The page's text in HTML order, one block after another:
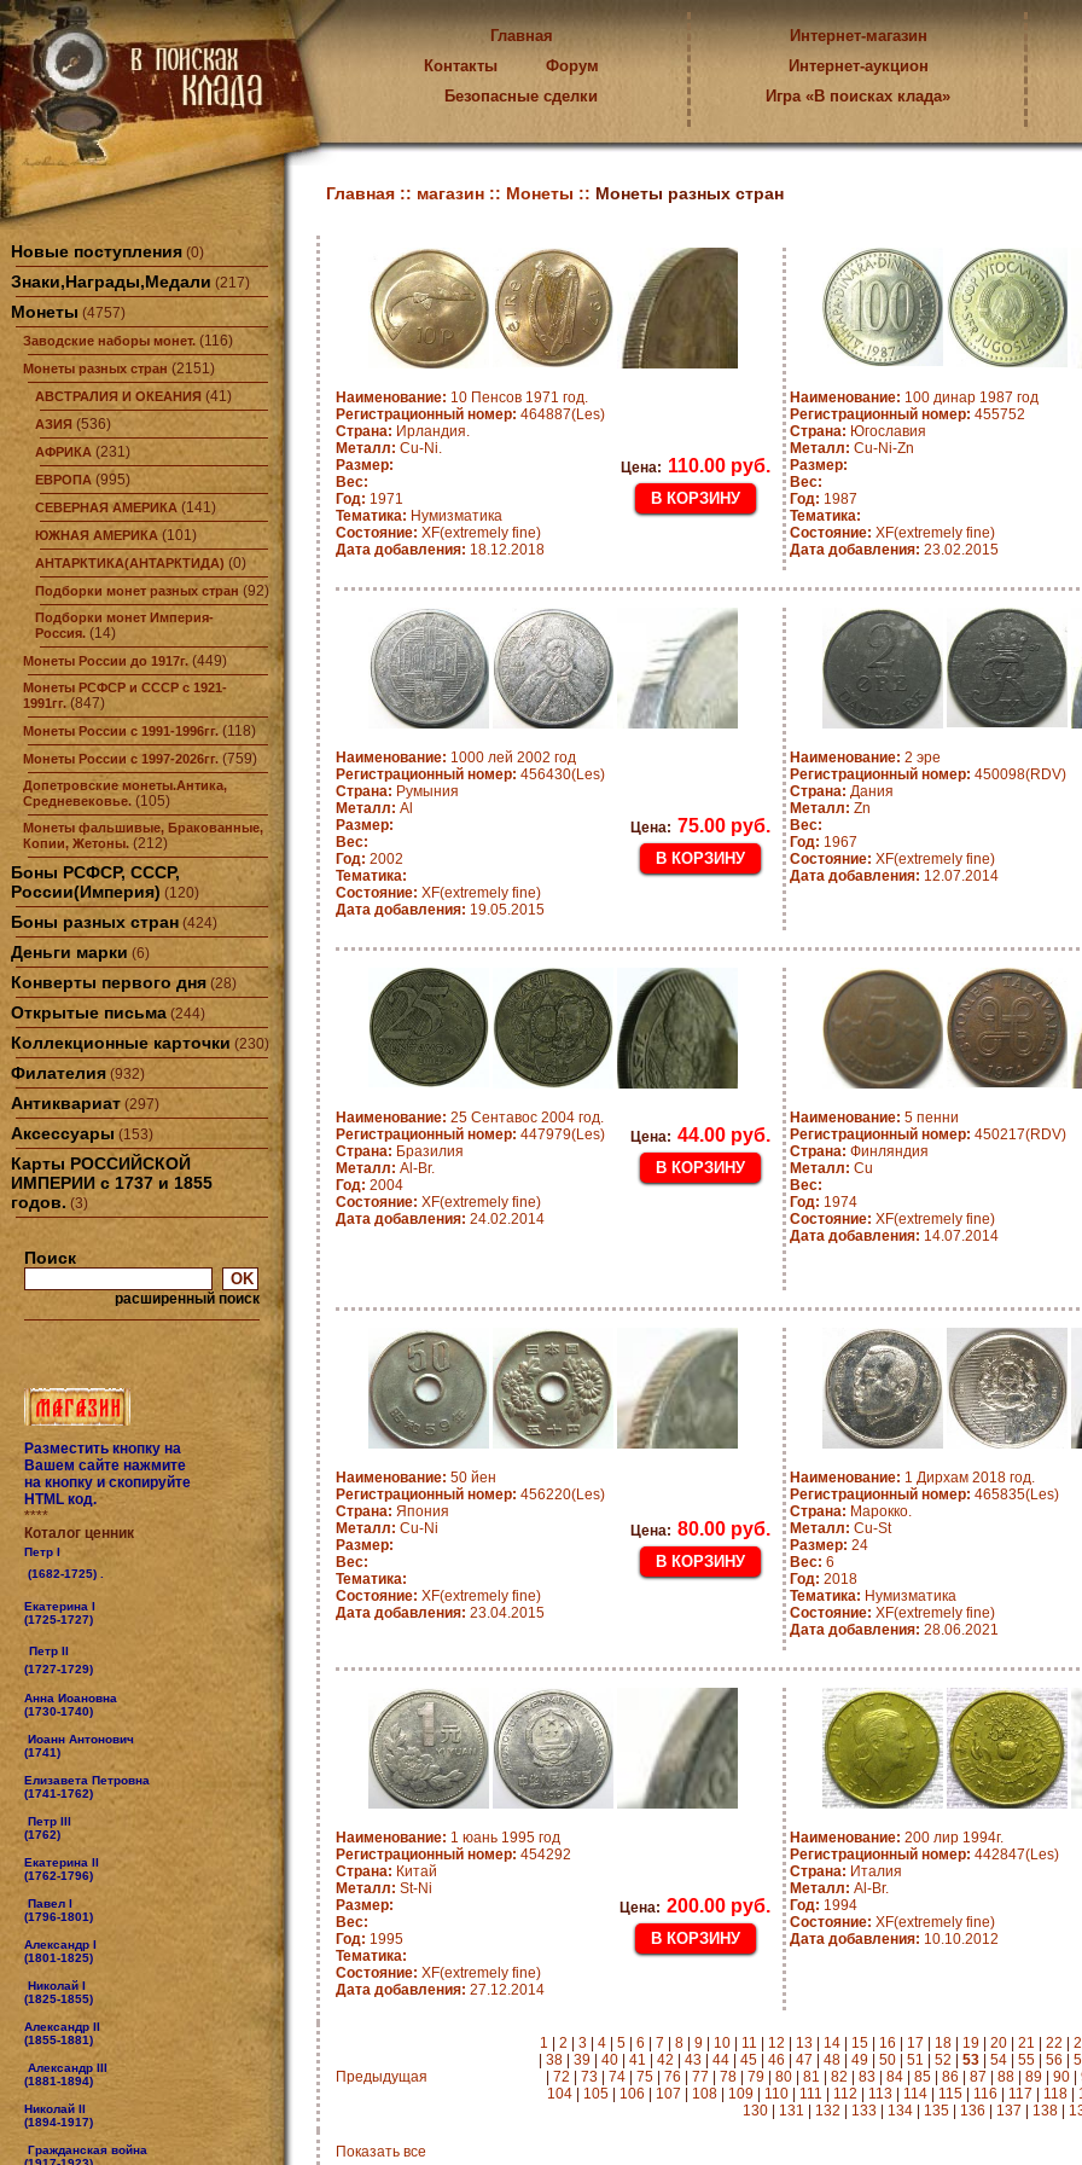
Главная
Контакты
Форум
Безопасные сделки
Интернет-магазин
Интернет-аукцион
Игра «В поисках клада»
Новые поступления (0)
Знаки,Награды,Медали (217)
Монеты (4757)
Заводские наборы монет. (116)
Монеты разных стран (2151)
АВСТРАЛИЯ И ОКЕАНИЯ (41)
АЗИЯ (536)
АФРИКА (231)
ЕВРОПА (995)
СЕВЕРНАЯ АМЕРИКА (141)
ЮЖНАЯ АМЕРИКА (101)
АНТАРКТИКА(АНТАРКТИДА) (0)
Подборки монет разных стран (92)
Подборки монет Империя-
Россия. (14)
Монеты России до 1917г. (449)
Монеты РСФСР и СССР с 1921-
1991гг. (847)
Монеты России с 1991-1996гг. (118)
Монеты России с 1997-2026гг. (759)
Допетровские монеты.Антика,
Средневековье. (105)
Монеты фальшивые, Бракованные,
Копии, Жетоны. (212)
Боны РСФСР, СССР,
России(Империя) (120)
Боны разных стран (424)
Деньги марки (6)
Конверты первого дня (28)
Открытые письма (244)
Коллекционные карточки (230)
Филателия (932)
Антиквариат (297)
Аксессуары (153)
Карты РОССИЙСКОЙ
ИМПЕРИИ с 1737 и 1855
годов. (3)
Поиск
расширенный поиск
Разместить кнопку на
Вашем сайте нажмите
на кнопку и скопируйте
HTML код.
****
Коталог ценник
Петр I
(1682-1725) .
Екатерина I
(1725-1727)
Петр II
(1727-1729)
Анна Иоановна
(1730-1740)
Иоанн Антонович
(1741)
Елизавета Петровна
(1741-1762)
Петр III
(1762)
Екатерина II
(1762-1796)
Павел I
(1796-1801)
Александр I
(1801-1825)
Николай I
(1825-1855)
Александр II
(1855-1881)
Александр III
(1881-1894)
Николай II
(1894-1917)
Гражданская война
Главная :: магазин :: Монеты :: Монеты разных стран
Наименование: 10 Пенсов 1971 год.
Регистрационный номер: 464887(Les)
Страна: Ирландия.
Металл: Cu-Ni.
Размер:
Вес:
Год: 1971
Тематика: Нумизматика
Состояние: XF(extremely fine)
Дата добавления: 18.12.2018
Цена: 110.00 руб.
Наименование: 100 динар 1987 год
Регистрационный номер: 455752
Страна: Югославия
Металл: Cu-Ni-Zn
Размер:
Вес:
Год: 1987
Тематика:
Состояние: XF(extremely fine)
Дата добавления: 23.02.2015
Наименование: 1000 лей 2002 год
Регистрационный номер: 456430(Les)
Страна: Румыния
Металл: Al
Размер:
Вес:
Год: 2002
Тематика:
Состояние: XF(extremely fine)
Дата добавления: 19.05.2015
Цена: 75.00 руб.
Наименование: 2 эре
Регистрационный номер: 450098(RDV)
Страна: Дания
Металл: Zn
Вес:
Год: 1967
Состояние: XF(extremely fine)
Дата добавления: 12.07.2014
Наименование: 25 Сентавос 2004 год.
Регистрационный номер: 447979(Les)
Страна: Бразилия
Металл: Al-Br.
Год: 2004
Состояние: XF(extremely fine)
Дата добавления: 24.02.2014
Цена: 44.00 руб.
Наименование: 5 пенни
Регистрационный номер: 450217(RDV)
Страна: Финляндия
Металл: Cu
Вес:
Год: 1974
Состояние: XF(extremely fine)
Дата добавления: 14.07.2014
Наименование: 50 йен
Регистрационный номер: 456220(Les)
Страна: Япония
Металл: Cu-Ni
Размер:
Вес:
Тематика:
Состояние: XF(extremely fine)
Дата добавления: 23.04.2015
Цена: 80.00 руб.
Наименование: 1 Дирхам 2018 год.
Регистрационный номер: 465835(Les)
Страна: Марокко.
Металл: Cu-St
Размер: 24
Вес: 6
Год: 2018
Тематика: Нумизматика
Состояние: XF(extremely fine)
Дата добавления: 28.06.2021
Наименование: 1 юань 1995 год
Регистрационный номер: 454292
Страна: Китай
Металл: St-Ni
Размер:
Вес:
Год: 1995
Тематика:
Состояние: XF(extremely fine)
Дата добавления: 27.12.2014
Цена: 200.00 руб.
Наименование: 200 лир 1994г.
Регистрационный номер: 442847(Les)
Страна: Италия
Металл: Al-Br.
Год: 1994
Состояние: XF(extremely fine)
Дата добавления: 10.10.2012
Предыдущая
1 2 3| 4| 5| 6 7 8| 9| 10| 11 12 13| 14| 15| 16 17 18| 19| 20| 21 22
38 39 40 41 42 43 44 45 46 47 48 49 50 51 52 53 54 55 56
72 73 74 75 76 77 78 79 80 81 82 83 84 85 86 87 88 89 90
104| 105| 106 107 108| 109| 110| 111 112 113| 114| 115| 116 117 118|
130
131 132 133 134 135 136 137 138
Показать все